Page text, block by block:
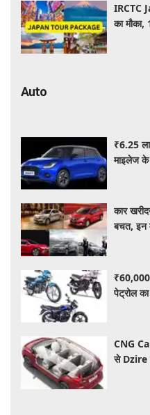
IRCTC
का
Auto
₹6.25
माइलेज के
कार
बचत, इन
पेट्रोल
CNG
से Dzire